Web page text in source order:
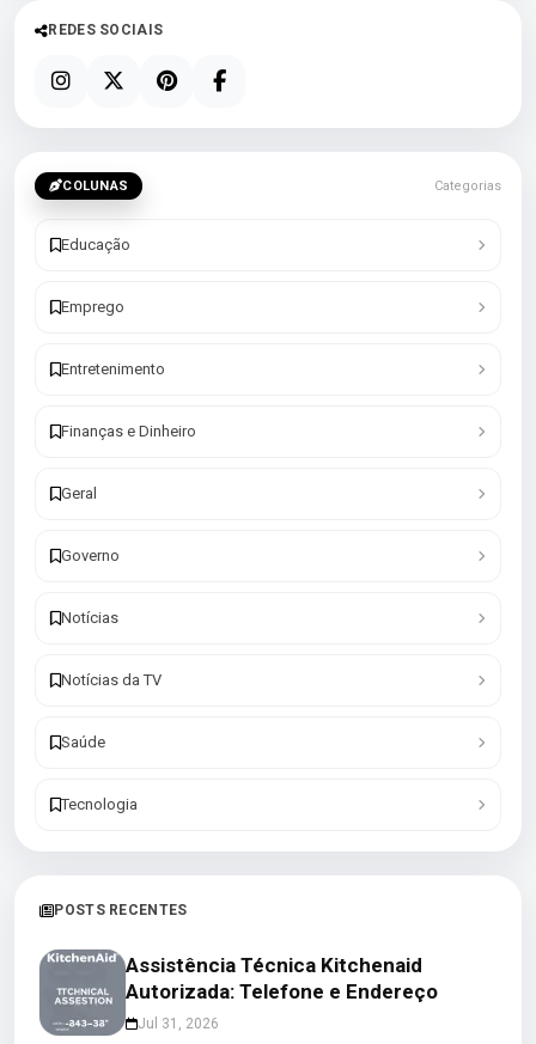
REDES SOCIAIS
COLUNAS Categorias
Educação
Emprego
Entretenimento
Finanças e Dinheiro
Geral
Governo
Notícias
Notícias da TV
Saúde
Tecnologia
POSTS RECENTES
Assistência Técnica Kitchenaid
Autorizada: Telefone e Endereço
Jul 31, 2026